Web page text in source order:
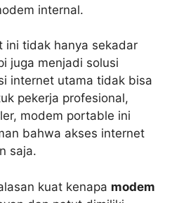
internal.
ini tidak hanya sekadar
juga menjadi solusi
internet utama tidak bisa
pekerja profesional,
modem portable ini
bahwa akses internet
saja.
kuat kenapa modem